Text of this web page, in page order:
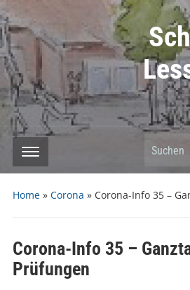
Suchen
Home» Corona » Corona-Info 35 –
Corona-Info 35 –
Prüfungen